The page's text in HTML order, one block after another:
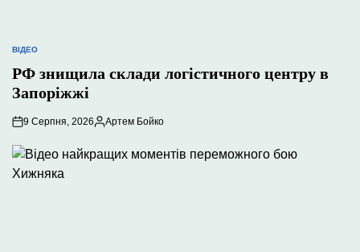
ОПУБЛІКУВАТИ
У
ВІДЕО
РФ знищила склади логістичного центру в
Запоріжжі
9 Серпня, 2026
Опубліковано
Артем Бойко